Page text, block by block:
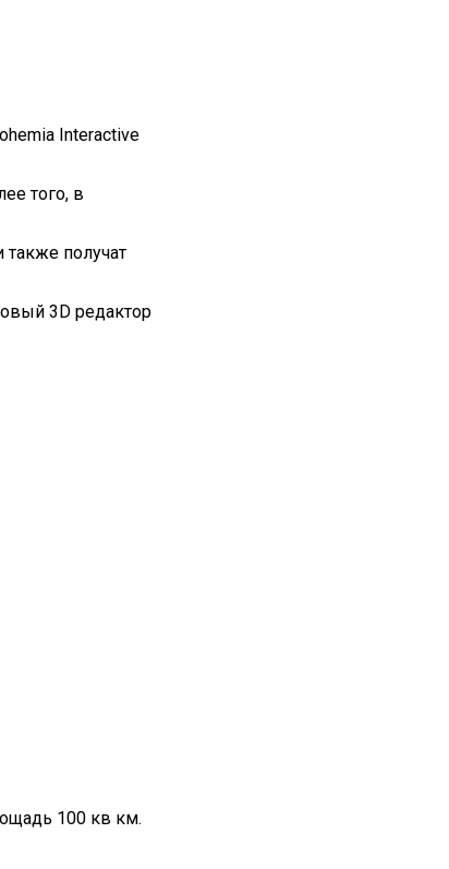
Interactive
того, в
также получат
3D редактор
100 кв км.